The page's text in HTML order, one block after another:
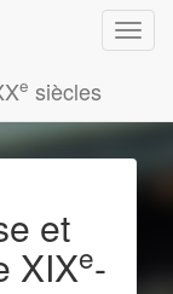
e siècles
et
XIXe-